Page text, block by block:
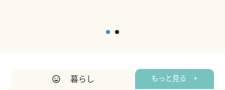
暮らし もっと見る +